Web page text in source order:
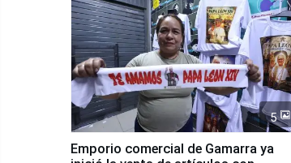
5
Emporio comercial de Gamarra ya